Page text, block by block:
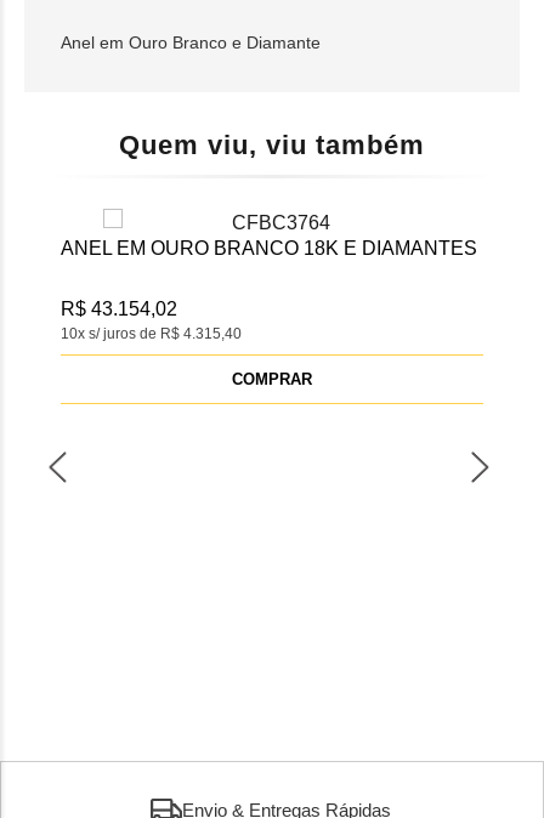
Anel em Ouro Branco e Diamante
Quem viu, viu também
ANEL EM OURO BRANCO 18K E DIAMANTES
10x s/ juros de R$ 4.315,40
R$ 43.154,02
COMPRAR
Envio & Entregas Rápidas